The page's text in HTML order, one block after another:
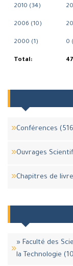
2010 (34)
2006 (10)
2000 (1) 0
Total:
Conférences
Ouvrages
Chapitres de
» Faculté des
la Technologie